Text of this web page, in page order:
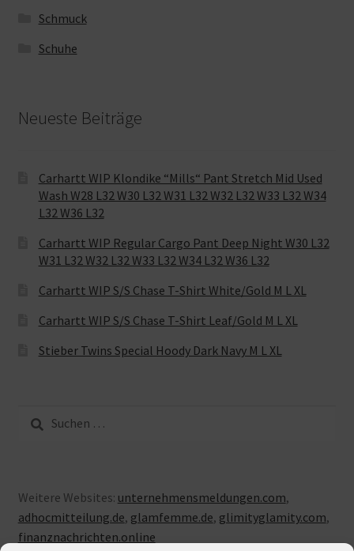
Schmuck
Schuhe
Neueste Beiträge
Carhartt WIP Klondike “Mills“ Pant Stretch Mid Used
Wash W28 L32 W30 L32 W31 L32 W32 L32 W33 L32 W34
L32 W36 L32
Carhartt WIP Regular Cargo Pant Deep Night W30 L32
W31 L32 W32 L32 W33 L32 W34 L32 W36 L32
Carhartt WIP S/S Chase T-Shirt White/Gold M L XL
Carhartt WIP S/S Chase T-Shirt Leaf/Gold M L XL
Stieber Twins Special Hoody Dark Navy M L XL
nach:
Weitere Websites: unternehmensmeldungen.com,
adhocmitteilung.de, glamfemme.de, glimityglamity.com,
finanznachrichten.online